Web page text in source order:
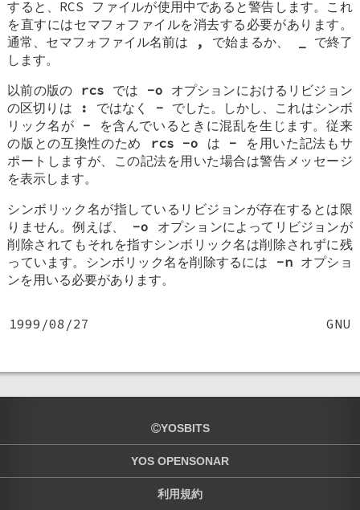
すると、RCS ファイルが使用中であると警告します。これ
を直すにはセマフォファイルを消去する必要があります。
通常、セマフォファイル名前は
, で始まるか、
で終了
します。
以前の版の rcs では -o オプションにおけるリビジョン
の区切りは
: ではなく - でした。しかし、これはシンボ
リック名が - を含んでいるときに混乱を生じます。従来
の版との互換性のため
rcs -o は - を用いた記法もサ
ポートしますが、この記法を用いた場合は警告メッセージ
を表示します。
シンボリック名が指しているリビジョンが存在するとは限
りません。例えば、 -o オプションによってリビジョンが
削除されてもそれを指すシンボリック名は削除されずに残
っています。シンボリック名を削除するには -nオプショ
ンを用いる必要があります。
1999/08/27 GNU
YOSBITS
YOS OPENSONAR
利用規約